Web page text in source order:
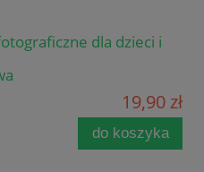
dla dzieci i
19,90 zł
do koszyka